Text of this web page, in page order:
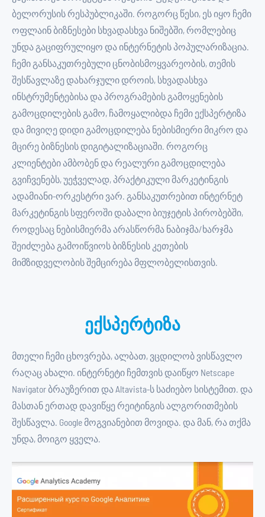
ბელორუსის რესპუბლიკაში. როგორც წესი, ეს იყო ჩემი
ოფლაინ ბიზნესები სხვადასხვა ნიშებში, რომლებიც
უნდა გაციფრულიყო და ინტერნეტის პოპულარიზაცია.
ჩემი განსაკუთრებული ცნობისმოყვარეობის, თემის
შესწავლაზე დახარჯული დროის, სხვადასხვა
ინსტრუმენტებისა და პროგრამების გამოყენების
გამოცდილების გამო, ჩამოყალიბდა ჩემი ექსპერტიზა
და მივიღე დიდი გამოცდილება ნებისმიერი მიკრო და
მცირე ბიზნესის დიგიტალიზაციაში. როგორც
კლიენტები ამბობენ და რეალური გამოცდილება
გვიჩვენებს, უეჭველად, პრაქტიკული მარკეტინგის
ადამიანი-ორკესტრი ვარ. განსაკუთრებით ინტერნეტ
მარკეტინგის სფეროში დაბალი ბიუჯეტის პირობებში,
როდესაც ნებისმიერმა არასწორმა ნაბიჯმა/ხარჯმა
შეიძლება გამოიწვიოს ბიზნესის კეთების
მიმზიდველობის შემცირება მფლობელისთვის.
ექსპერტიზა
მთელი ჩემი ცხოვრება, ალბათ, ვცდილობ ვისწავლო
რაღაც ახალი. ინტერნეტი ჩემთვის დაიწყო Netscape
Navigator ბრაუზერით და Altavista-ს საძიებო სისტემით. და
მასთან ერთად დავიწყე რეიტინგის ალგორითმების
შესწავლა. Google მოგვიანებით მოვიდა. და მან, რა თქმა
უნდა, მოიგო ყველა.